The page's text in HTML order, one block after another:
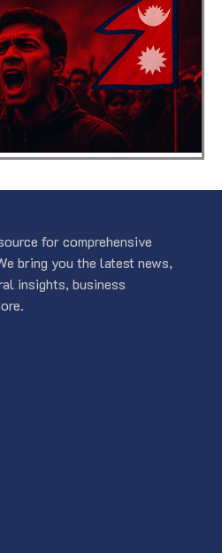
for comprehensive
bring you the latest news,
insights, business